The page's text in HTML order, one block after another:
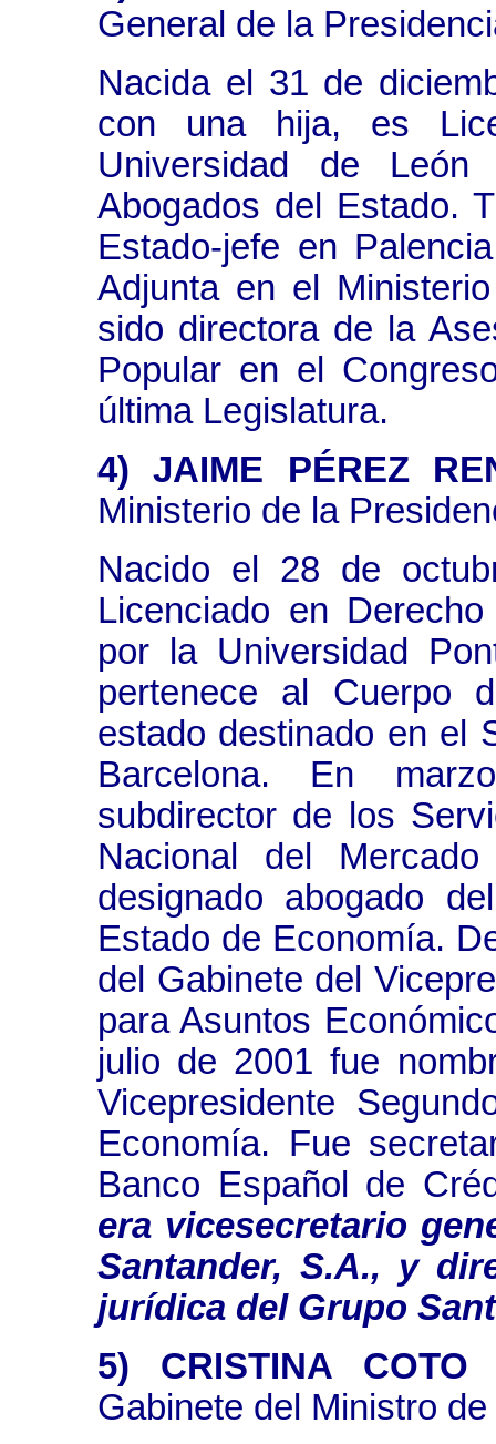
General de la
Nacida el 31 de
con una hija, es
Universidad de
Abogados del Estado.
Estado-jefe en
Adjunta en el
sido directora de la
Popular en el
última Legislatura.
4) JAIME PÉREZ
Ministerio de la
Nacido el 28 de
Licenciado en
por la Universidad
pertenece al Cuerpo
estado destinado en el
Barcelona. En
subdirector de los
Nacional del
designado abogado
Estado de Economía.
del Gabinete del
para Asuntos
julio de 2001 fue
Vicepresidente
Economía. Fue
Banco Español de
era vicesecretario
Santander, S.A., y
jurídica del Grupo
5) CRISTINA COTO
Gabinete del Ministro